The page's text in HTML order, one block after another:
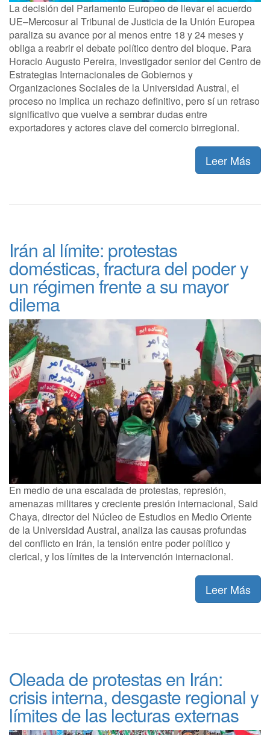
La decisión del Parlamento Europeo de llevar el acuerdo
UE–Mercosur al Tribunal de Justicia de la Unión Europea
paraliza su avance por al menos entre 18 y 24 meses y
obliga a reabrir el debate político dentro del bloque. Para
Horacio Augusto Pereira, investigador senior del Centro de
Estrategias Internacionales de Gobiernos y
Organizaciones Sociales de la Universidad Austral, el
proceso no implica un rechazo definitivo, pero sí un retraso
significativo que vuelve a sembrar dudas entre
exportadores y actores clave del comercio birregional.
Leer Más
Irán al límite: protestas
domésticas, fractura del poder y
un régimen frente a su mayor
dilema
En medio de una escalada de protestas, represión,
amenazas militares y creciente presión internacional, Said
Chaya, director del Núcleo de Estudios en Medio Oriente
de la Universidad Austral, analiza las causas profundas
del conflicto en Irán, la tensión entre poder político y
clerical, y los límites de la intervención internacional.
Leer Más
Oleada de protestas en Irán:
crisis interna, desgaste regional y
límites de las lecturas externas